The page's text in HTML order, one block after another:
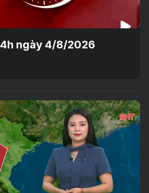
ngày 4/8/2026